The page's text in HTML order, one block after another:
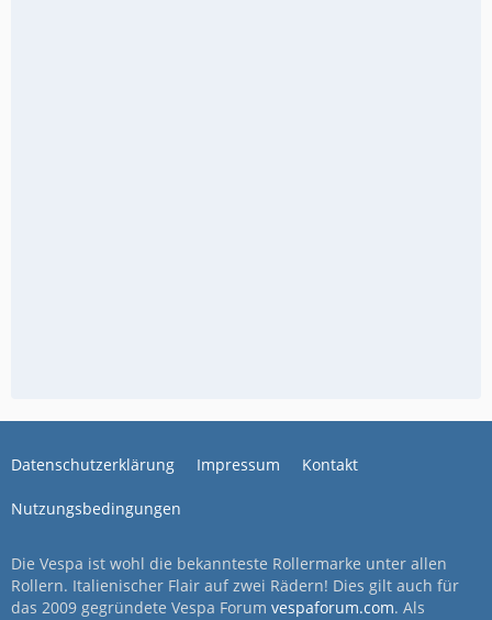
Datenschutzerklärung Impressum Kontakt
Nutzungsbedingungen
Die Vespa ist wohl die bekannteste Rollermarke unter allen
Rollern. Italienischer Flair auf zwei Rädern! Dies gilt auch für
das 2009 gegründete Vespa Forum vespaforum.com. Als